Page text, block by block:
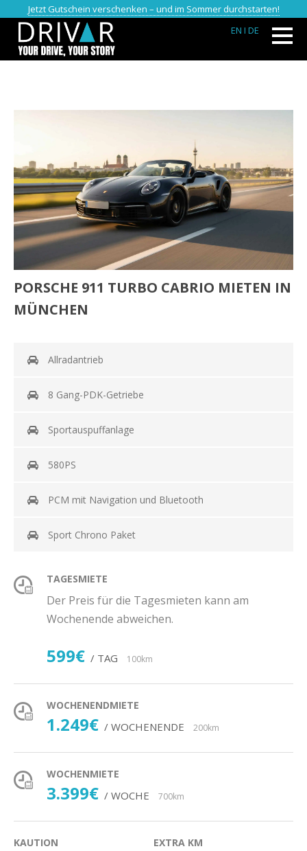
Jetzt Gutschein verschenken – und im Sommer durchstarten!
EN I DE
PORSCHE 911 TURBO CABRIO MIETEN IN
MÜNCHEN
Allradantrieb
8 Gang-PDK-Getriebe
Sportauspuffanlage
580PS
PCM mit Navigation und Bluetooth
Sport Chrono Paket
TAGESMIETE
Der Preis für die Tagesmieten kann am
Wochenende abweichen.
599€ / TAG 100km
WOCHENENDMIETE
1.249€ / WOCHENENDE 200km
WOCHENMIETE
3.399€ / WOCHE 700km
KAUTION EXTRA KM